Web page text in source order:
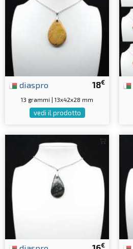
18€
diaspro
13 grammi | 13x42x28 mm
vedi il prodotto
€